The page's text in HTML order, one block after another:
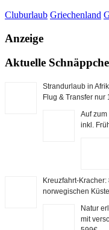
Cluburlaub Griechenland
Anzeige
Aktuelle
Strandurlaub in
Flug & Transfer nur
Auf zum
inkl.
Kreuzfahrt-
norwegischen
Natur
mit